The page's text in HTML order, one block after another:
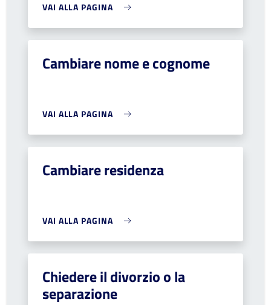
VAI ALLA PAGINA
Cambiare nome e cognome
VAI ALLA PAGINA
Cambiare residenza
VAI ALLA PAGINA
Chiedere il divorzio o la
separazione